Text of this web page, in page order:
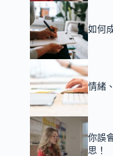
如何
情緒
你誤
思！